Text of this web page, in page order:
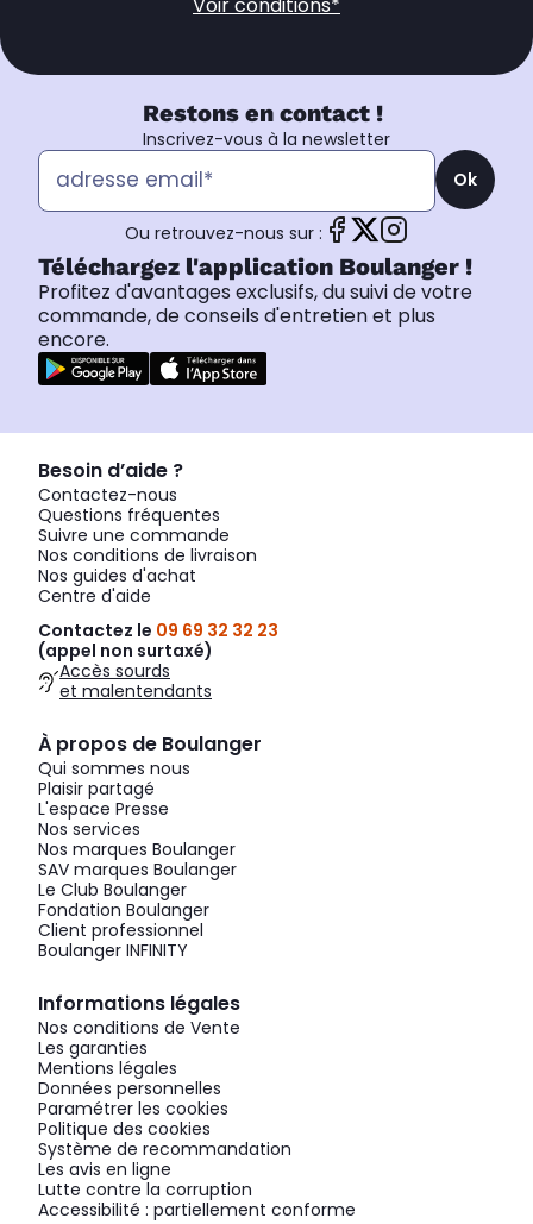
Voir conditions*
Restons en contact !
Inscrivez-vous à la newsletter
Ok
Ou retrouvez-nous sur :
Téléchargez l'application Boulanger !
Profitez d'avantages exclusifs, du suivi de votre
commande, de conseils d'entretien et plus
encore.
Besoin d’aide ?
Contactez-nous
Questions fréquentes
Suivre une commande
Nos conditions de livraison
Nos guides d'achat
Centre d'aide
Contactez le 09 69 32 32 23
(appel non surtaxé)
Accès sourds
et malentendants
À propos de Boulanger
Qui sommes nous
Plaisir partagé
L'espace Presse
Nos services
Nos marques Boulanger
SAV marques Boulanger
Le Club Boulanger
Fondation Boulanger
Client professionnel
Boulanger INFINITY
Informations légales
Nos conditions de Vente
Les garanties
Mentions légales
Données personnelles
Paramétrer les cookies
Politique des cookies
Système de recommandation
Les avis en ligne
Lutte contre la corruption
Accessibilité : partiellement conforme